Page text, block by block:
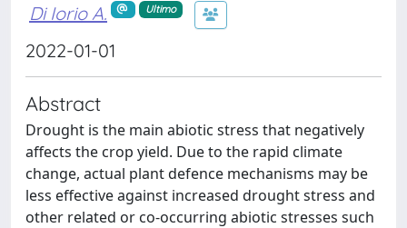
Di Iorio A. Ultimo
2022-01-01
Abstract
Drought is the main abiotic stress that negatively
affects the crop yield. Due to the rapid climate
change, actual plant defence mechanisms may be
less effective against increased drought stress and
other related or co-occurring abiotic stresses such